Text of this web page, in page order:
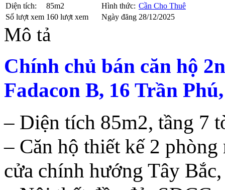
Diện tích:
85m2 Hình thức: Cần Cho Thuê
Số lượt xem 160 lượt xem Ngày đăng 28/12/2025
Mô tả
Chính chủ bán căn hộ
Fadacon B, 16 Trần
– Diện tích 85m2, tầng 7
– Căn hộ thiết kế 2
cửa chính hướng Tây